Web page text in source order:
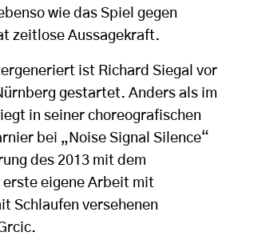
wie das Spiel gegen
zeitlose Aussagekraft.
ist Richard Siegal vor
gestartet. Anders als im
in seiner choreografischen
bei „Noise Signal Silence“
des 2013 mit dem
eigene Arbeit mit
Schlaufen versehenen